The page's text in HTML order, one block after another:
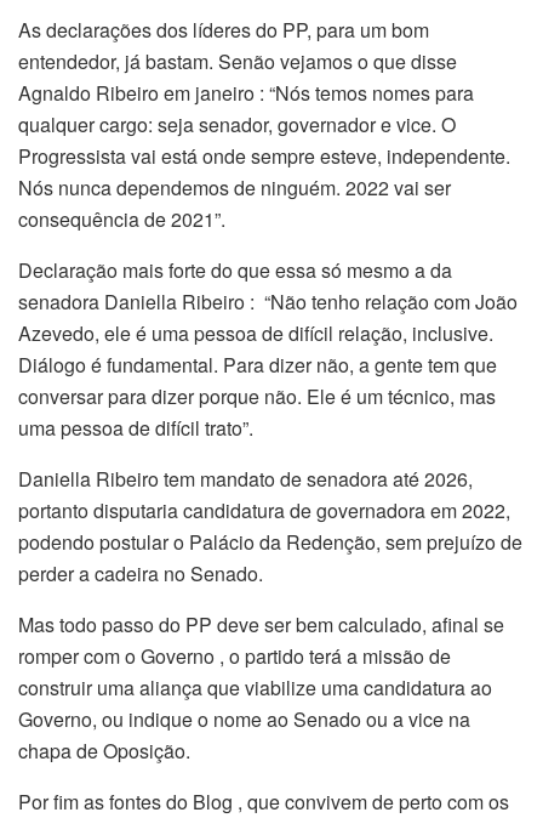
As declarações dos líderes do PP, para um bom
entendedor, já bastam. Senão vejamos o que disse
Agnaldo Ribeiro em janeiro : “Nós temos nomes para
qualquer cargo: seja senador, governador e vice. O
Progressista vai está onde sempre esteve, independente.
Nós nunca dependemos de ninguém. 2022 vai ser
consequência de 2021”.
Declaração mais forte do que essa só mesmo a da
senadora Daniella Ribeiro : “Não tenho relação com João
Azevedo, ele é uma pessoa de difícil relação, inclusive.
Diálogo é fundamental. Para dizer não, a gente tem que
conversar para dizer porque não. Ele é um técnico, mas
uma pessoa de difícil trato”.
Daniella Ribeiro tem mandato de senadora até 2026,
portanto disputaria candidatura de governadora em 2022,
podendo postular o Palácio da Redenção, sem prejuízo de
perder a cadeira no Senado.
Mas todo passo do PP deve ser bem calculado, afinal se
romper com o Governo , o partido terá a missão de
construir uma aliança que viabilize uma candidatura ao
Governo, ou indique o nome ao Senado ou a vice na
chapa de Oposição.
Por fim as fontes do Blog , que convivem de perto com os